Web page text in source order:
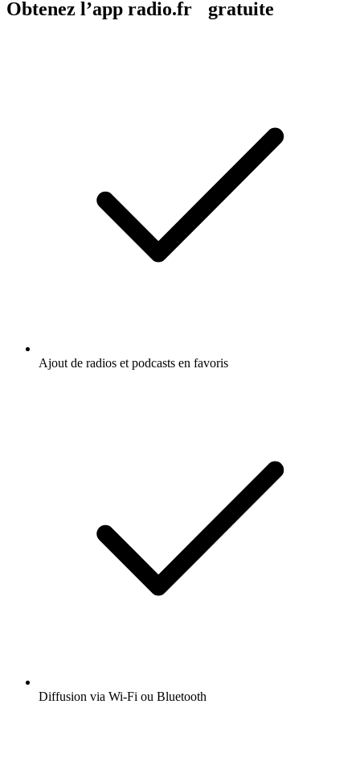
Obtenez l’app radio.fr gratuite
Ajout de radios et podcasts en favoris
Diffusion via Wi-Fi ou Bluetooth